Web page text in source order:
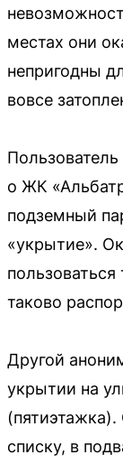
местах они
непригодны
вовсе
о ЖК
подземный
«укрытие».
таково
Другой
укрытии на
списку, в